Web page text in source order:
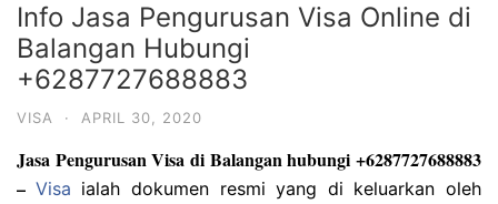
Info Jasa Pengurusan Visa Online di
Balangan Hubungi
+6287727688883
VISA · APRIL 30, 2020
Jasa Pengurusan Visa di Balangan hubungi +6287727688883
– Visa ialah dokumen resmi yang di keluarkan oleh